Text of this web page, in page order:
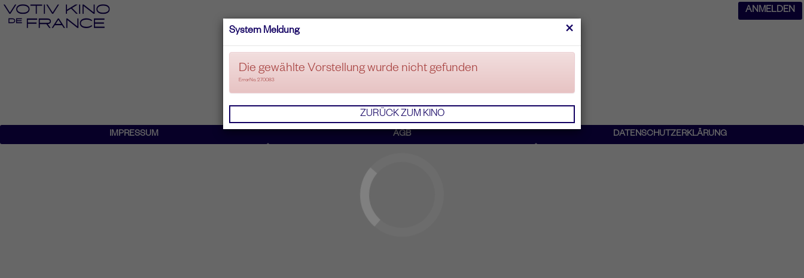
ANMELDEN
×
System Meldung
Die gewählte Vorstellung wurde nicht gefunden
ErrorNo. 270083
ZURÜCK ZUM KINO
IMPRESSUM AGB DATENSCHUTZERKLÄRUNG